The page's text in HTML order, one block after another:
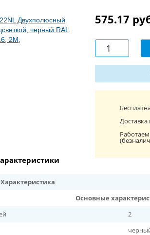
575.17
Характеристика
Основные
2